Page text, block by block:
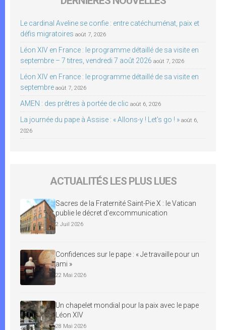
Le cardinal Aveline se confie : entre catéchuménat, paix et
défis migratoires août 7, 2026
Léon XIV en France : le programme détaillé de sa visite en
septembre – 7 titres, vendredi 7 août 2026 août 7, 2026
Léon XIV en France : le programme détaillé de sa visite en
septembre août 7, 2026
AMEN : des prêtres à portée de clic août 6, 2026
La journée du pape à Assise : « Allons-y ! Let’s go ! » août 6,
2026
ACTUALITÉS LES PLUS LUES
Sacres de la Fraternité Saint-Pie X : le Vatican
publie le décret d’excommunication
2 Juil 2026
Confidences sur le pape : « Je travaille pour un
ami »
22 Mai 2026
Un chapelet mondial pour la paix avec le pape
Léon XIV
28 Mai 2026